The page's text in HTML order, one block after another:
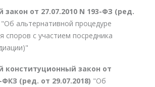
от 27.07.2010 N 193-ФЗ (ред.
"Об альтернативной процедуре
споров с участием посредника
конституционный закон от
ФКЗ (ред. от 29.07.2018) "Об